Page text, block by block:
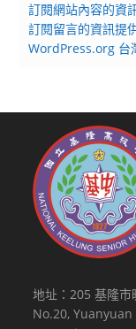
訂閱網站內容的資
訂閱留言的資訊提
WordPress.org 台
地址：205 基隆
No.20,